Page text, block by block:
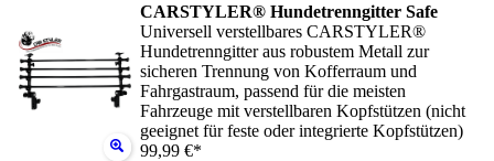
CARSTYLER® Hundetrenngitter Safe
Universell verstellbares CARSTYLER®
Hundetrenngitter aus robustem Metall zur
sicheren Trennung von Kofferraum und
Fahrgastraum, passend für die meisten
Fahrzeuge mit verstellbaren Kopfstützen (nicht
geeignet für feste oder integrierte Kopfstützen)
99,99 €*